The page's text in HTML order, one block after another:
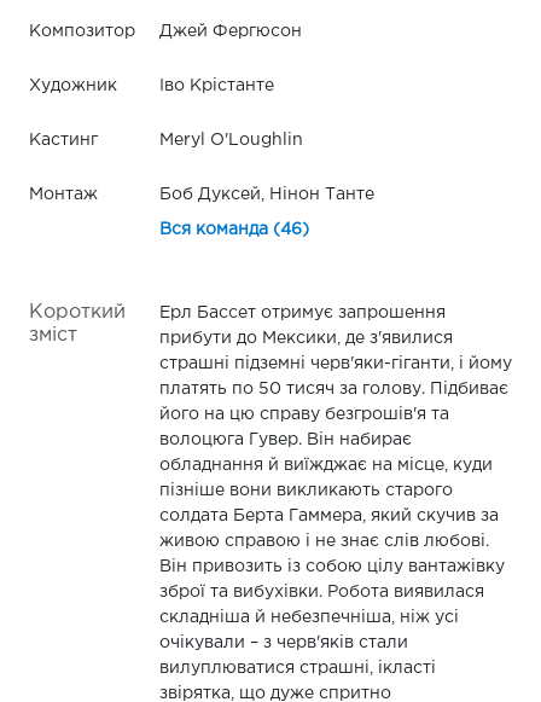
Композитор Джей Фергюсон
Художник Іво Крістанте
Кастинг Meryl O'Loughlin
Монтаж Боб Дуксей, Нінон Танте
Вся команда (46)
Короткий
зміст
Ерл Бассет отримує запрошення
прибути до Мексики, де з'явилися
страшні підземні черв'яки-гіганти, і йому
платять по 50 тисяч за голову. Підбиває
його на цю справу безгрошів'я та
волоцюга Гувер. Він набирає
обладнання й виїжджає на місце, куди
пізніше вони викликають старого
солдата Берта Гаммера, який скучив за
живою справою і не знає слів любові.
Він привозить із собою цілу вантажівку
зброї та вибухівки. Робота виявилася
складніша й небезпечніша, ніж усі
очікували – з черв'яків стали
вилуплюватися страшні, ікласті
звірятка, що дуже спритно